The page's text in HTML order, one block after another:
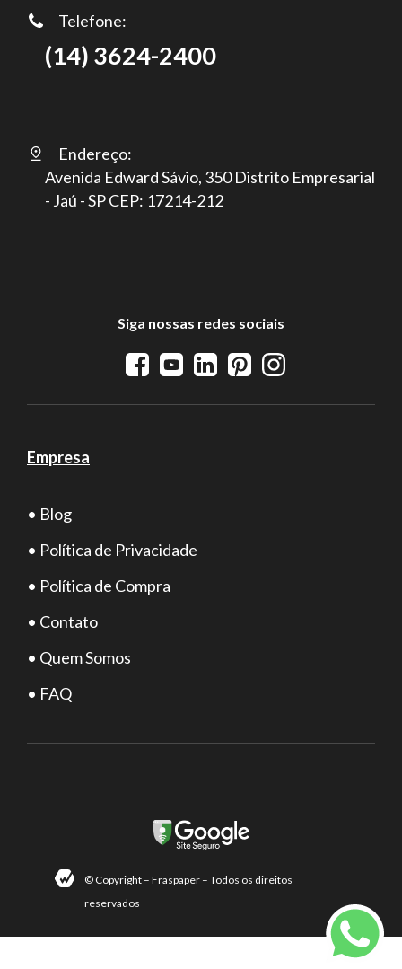
Telefone:
(14) 3624-2400
Endereço:
Avenida Edward Sávio, 350 Distrito Empresarial
- Jaú - SP CEP: 17214-212
Siga nossas redes sociais
Empresa
• Blog
• Política de Privacidade
• Política de Compra
• Contato
• Quem Somos
• FAQ
© Copyright – Fraspaper – Todos os direitos
reservados